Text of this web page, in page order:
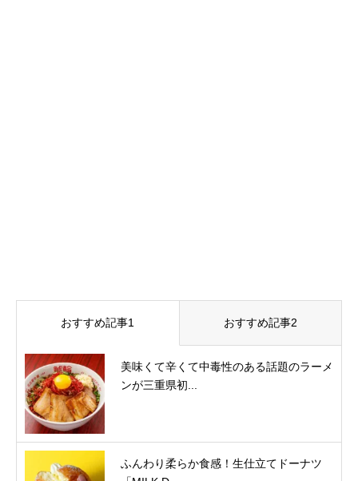
おすすめ記事1 おすすめ記事2
美味くて辛くて中毒性のある話題のラーメ
ンが三重県初...
ふんわり柔らか食感！生仕立てドーナツ